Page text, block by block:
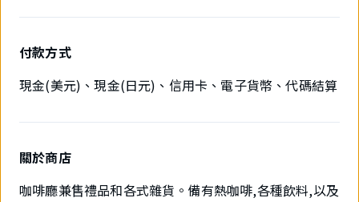
付款方式
現金(美元)、現金(日元)、信用卡、電子貨幣、代碼結算
關於商店
咖啡廳兼售禮品和各式雜貨。備有熱咖啡,各種飲料,以及